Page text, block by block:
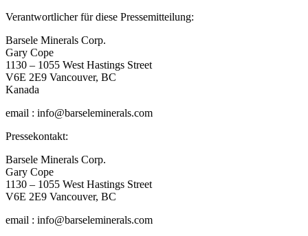
Verantwortlicher für diese Pressemitteilung:
Barsele Minerals Corp.
Gary Cope
1130 – 1055 West Hastings Street
V6E 2E9 Vancouver, BC
Kanada
email : info@barseleminerals.com
Pressekontakt:
Barsele Minerals Corp.
Gary Cope
1130 – 1055 West Hastings Street
V6E 2E9 Vancouver, BC
email : info@barseleminerals.com